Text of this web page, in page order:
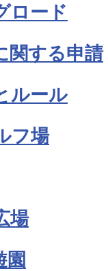
ロード
関する申請
ルール
フ場
場
園